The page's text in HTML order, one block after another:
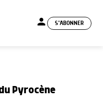
person S'ABONNER
Pyrocène